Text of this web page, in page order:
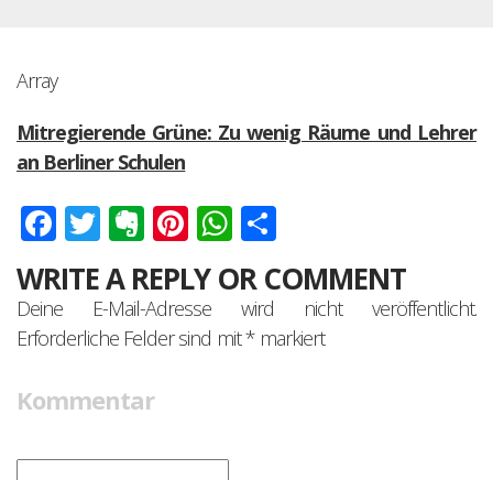
Array
Mitregierende Grüne: Zu wenig Räume und Lehrer
an Berliner Schulen
Facebook
Twitter
Evernote
Pinterest
WhatsApp
WRITE A REPLY OR COMMENT
Deine E-Mail-Adresse wird nicht veröffentlicht.
Erforderliche Felder sind mit*markiert
Kommentar